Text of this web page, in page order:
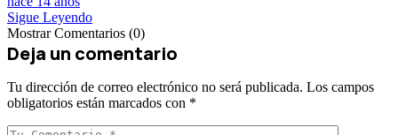
Sigue Leyendo
Mostrar Comentarios (0)
Deja un comentario
Tu dirección de correo electrónico no será publicada. Los campos
obligatorios están marcados con *